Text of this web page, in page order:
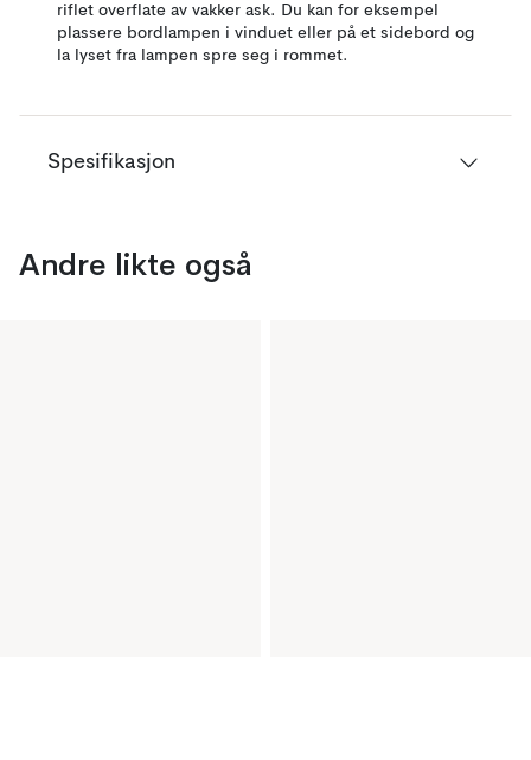
riflet overflate av vakker ask. Du kan for eksempel
plassere bordlampen i vinduet eller på et sidebord og
la lyset fra lampen spre seg i rommet.
Spesifikasjon
Andre likte også